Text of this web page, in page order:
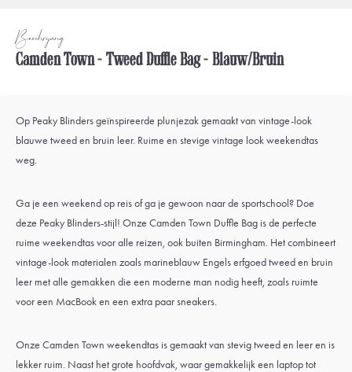
Beschrijving
Camden Town - Tweed Duffle Bag - Blauw/Bruin
Op Peaky Blinders geïnspireerde plunjezak gemaakt van vintage-look
blauwe tweed en bruin leer. Ruime en stevige vintage look weekendtas
weg.
Ga je een weekend op reis of ga je gewoon naar de sportschool? Doe
deze Peaky Blinders-stijl! Onze Camden Town Duffle Bag is de perfecte
ruime weekendtas voor alle reizen, ook buiten Birmingham. Het combineert
vintage-look materialen zoals marineblauw Engels erfgoed tweed en bruin
leer met alle gemakken die een moderne man nodig heeft, zoals ruimte
voor een MacBook en een extra paar sneakers.
Onze Camden Town weekendtas is gemaakt van stevig tweed en leer en is
lekker ruim. Naast het grote hoofdvak, waar gemakkelijk een laptop tot